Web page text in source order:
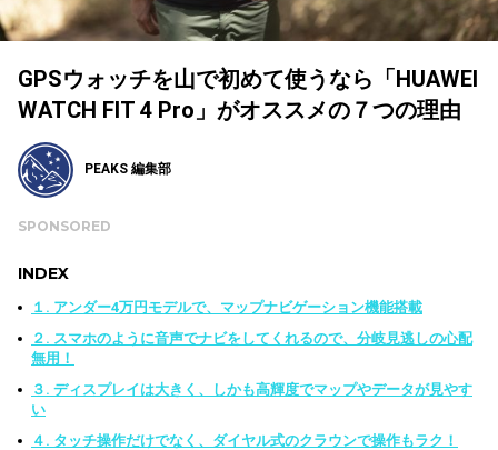
GPSウォッチを山で初めて使うなら「HUAWEI
WATCH FIT 4 Pro」がオススメの７つの理由
PEAKS 編集部
SPONSORED
INDEX
１. アンダー4万円モデルで、マップナビゲーション機能搭載
２. スマホのように音声でナビをしてくれるので、分岐見逃しの心配
無用！
３. ディスプレイは大きく、しかも高輝度でマップやデータが見やす
い
４. タッチ操作だけでなく、ダイヤル式のクラウンで操作もラク！